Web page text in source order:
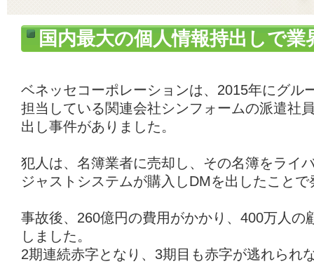
国内最大の個人情報持出しで業
ベネッセコーポレーションは、2015年にグル
担当している関連会社シンフォームの派遣社
出し事件がありました。
犯人は、名簿業者に売却し、その名簿をライ
ジャストシステムが購入しDMを出したこと
事故後、260億円の費用がかかり、400万人の
しました。
2期連続赤字となり、3期目も赤字が逃れられ